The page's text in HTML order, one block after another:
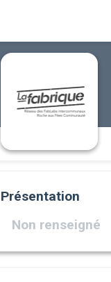
Présentation
Non renseigné